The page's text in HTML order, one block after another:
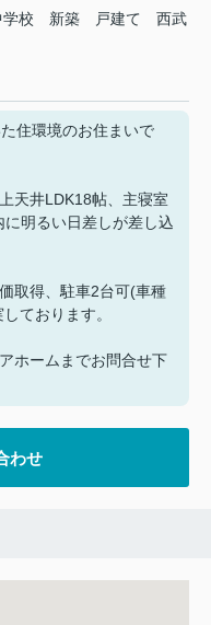
校 新築 戸建て
西武
住環境のお住まいで
天井LDK18帖、主寝室
明るい日差しが差し込
取得、駐車2台可(車種
ております。
ホームまでお問合せ下
わせ